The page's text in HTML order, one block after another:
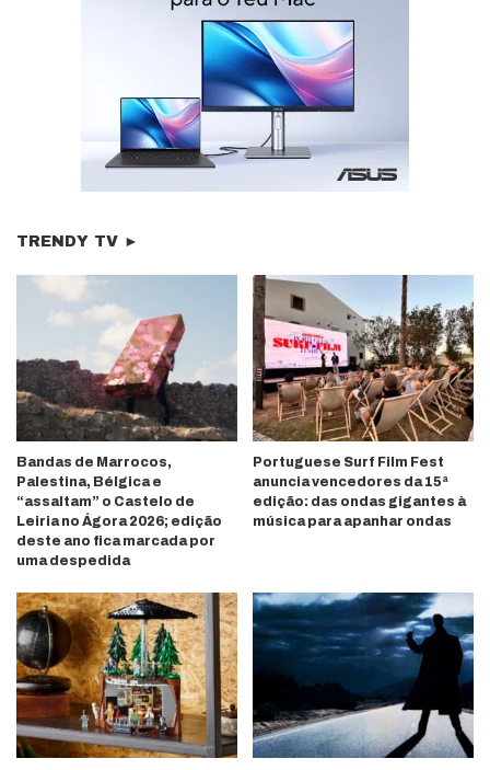
TRENDY TV ►
Bandas de Marrocos,
Palestina, Bélgica e
“assaltam” o Castelo de
Leiria no Ágora 2026; edição
deste ano fica marcada por
uma despedida
Portuguese Surf Film Fest
anuncia vencedores da 15ª
edição: das ondas gigantes à
música para apanhar ondas